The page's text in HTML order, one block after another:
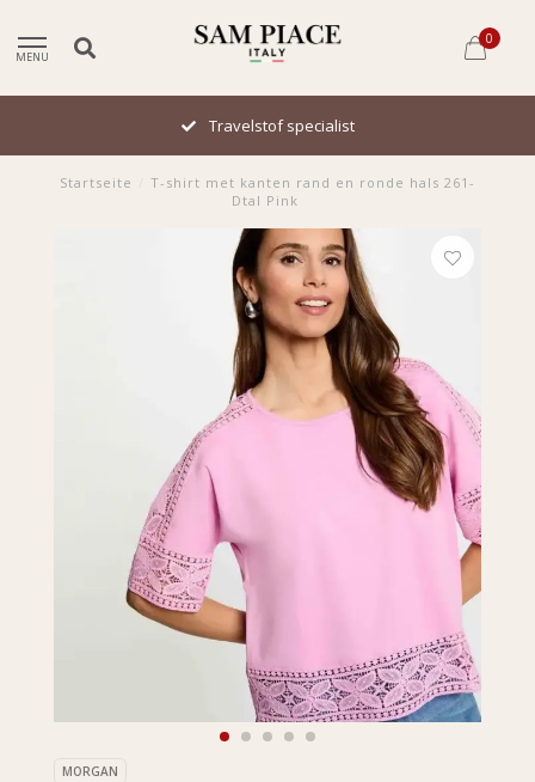
MENU
0
Travelstof specialist
Startseite
T-shirt met kanten rand en ronde hals 261-
Dtal Pink
MORGAN